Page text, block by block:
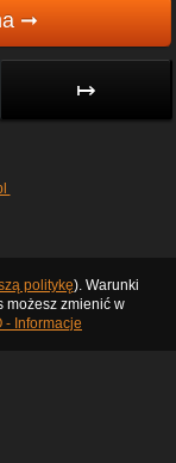
➞
↦
politykę). Warunki
możesz zmienić w
- Informacje